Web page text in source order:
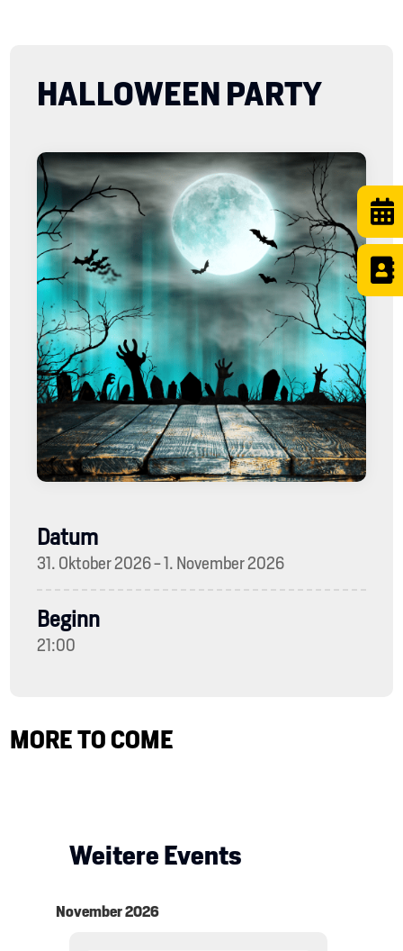
HALLOWEEN PARTY
Datum
31. Oktober 2026 - 1. November 2026
Beginn
21:00
MORE TO COME
Weitere Events
November 2026

